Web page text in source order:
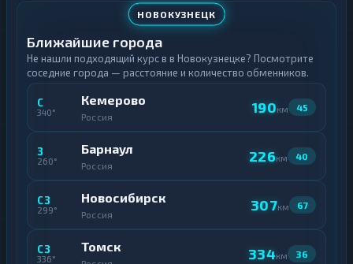
Ближайшие города
Не нашли подходящий курс в в Новокузнецке? Посмотрите
соседние города — расстояние и количество обменников.
С
340°
Кемерово
Россия
190км 45
З
260°
Барнаул
Россия
226км 40
СЗ
299°
Новосибирск
Россия
307км 67
СЗ
336°
Томск 334км 36
НОВОКУЗНЕЦК